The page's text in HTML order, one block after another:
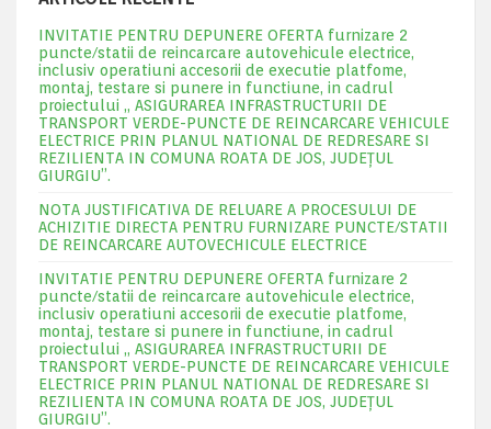
INVITATIE PENTRU DEPUNERE OFERTA furnizare 2
puncte/statii de reincarcare autovehicule electrice,
inclusiv operatiuni accesorii de executie platfome,
montaj, testare si punere in functiune, in cadrul
proiectului „ ASIGURAREA INFRASTRUCTURII DE
TRANSPORT VERDE-PUNCTE DE REINCARCARE VEHICULE
ELECTRICE PRIN PLANUL NATIONAL DE REDRESARE SI
REZILIENTA IN COMUNA ROATA DE JOS, JUDEŢUL
GIURGIU”.
NOTA JUSTIFICATIVA DE RELUARE A PROCESULUI DE
ACHIZITIE DIRECTA PENTRU FURNIZARE PUNCTE/STATII
DE REINCARCARE AUTOVECHICULE ELECTRICE
INVITATIE PENTRU DEPUNERE OFERTA furnizare 2
puncte/statii de reincarcare autovehicule electrice,
inclusiv operatiuni accesorii de executie platfome,
montaj, testare si punere in functiune, in cadrul
proiectului „ ASIGURAREA INFRASTRUCTURII DE
TRANSPORT VERDE-PUNCTE DE REINCARCARE VEHICULE
ELECTRICE PRIN PLANUL NATIONAL DE REDRESARE SI
REZILIENTA IN COMUNA ROATA DE JOS, JUDEŢUL
GIURGIU”.